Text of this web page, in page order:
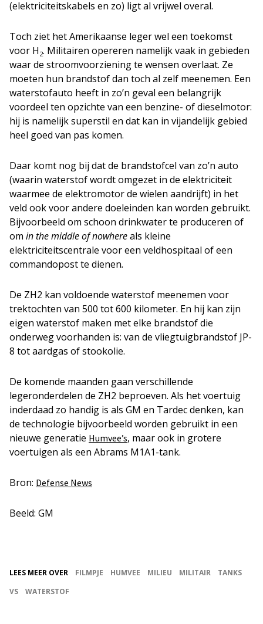
(elektriciteitskabels en zo) ligt al vrijwel overal.
Toch ziet het Amerikaanse leger wel een toekomst
voor H 2. Militairen opereren namelijk vaak in gebieden
waar de stroomvoorziening te wensen overlaat. Ze
moeten hun brandstof dan toch al zelf meenemen. Een
waterstofauto heeft in zo’n geval een belangrijk
voordeel ten opzichte van een benzine- of dieselmotor:
hij is namelijk superstil en dat kan in vijandelijk gebied
heel goed van pas komen.
Daar komt nog bij dat de brandstofcel van zo’n auto
(waarin waterstof wordt omgezet in de elektriciteit
waarmee de elektromotor de wielen aandrijft) in het
veld ook voor andere doeleinden kan worden gebruikt.
Bijvoorbeeld om schoon drinkwater te produceren of
om in the middle of nowhereals kleine
elektriciteitscentrale voor een veldhospitaal of een
commandopost te dienen.
De ZH2 kan voldoende waterstof meenemen voor
trektochten van 500 tot 600 kilometer. En hij kan zijn
eigen waterstof maken met elke brandstof die
onderweg voorhanden is: van de vliegtuigbrandstof JP-
8 tot aardgas of stookolie.
De komende maanden gaan verschillende
legeronderdelen de ZH2 beproeven. Als het voertuig
inderdaad zo handig is als GM en Tardec denken, kan
de technologie bijvoorbeeld worden gebruikt in een
nieuwe generatie Humvee’s, maar ook in grotere
voertuigen als een Abrams M1A1-tank.
Bron: Defense News
Beeld: GM
LEES MEER OVER FILMPJE HUMVEE MILIEU MILITAIR
TANKS
VS
WATERSTOF